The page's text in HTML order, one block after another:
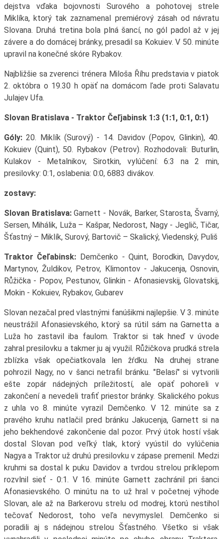
dejstva vďaka bojovnosti Surového a pohotovej strele
Miklíka, ktorý tak zaznamenal premiérový zásah od návratu
Slovana. Druhá tretina bola plná šancí, no gól padol až v jej
závere a do domácej bránky, presadil sa Kokuiev. V 50. minúte
upravil na konečné skóre Rybakov.
Najbližšie sa zverenci trénera Miloša Říhu predstavia v piatok
2. októbra o 19.30 h opäť na domácom ľade proti Salavatu
Julajev Ufa.
Slovan Bratislava - Traktor Čeľjabinsk 1:3 (1:1, 0:1, 0:1)
Góly:20. Miklík (Surový) - 14. Davidov (Popov, Glinkin), 40.
Kokuiev (Quint), 50. Rybakov (Petrov). Rozhodovali: Buturlin,
Kulakov - Metalnikov, Sirotkin, vylúčení: 6:3 na 2 min,
presilovky: 0:1, oslabenia: 0:0, 6883 divákov.
zostavy:
Slovan Bratislava:Garnett - Novák, Barker, Starosta, Švarný,
Sersen, Mihálik, Luža – Kašpar, Nedorost, Nagy - Jeglič, Tičar,
Šťastný – Miklík, Surový, Bartovič – Skalický, Viedenský, Puliš
Traktor Čeľabinsk: Demčenko - Quint, Borodkin, Davydov,
Martynov, Žuldikov, Petrov, Klimontov - Jakucenja, Osnovin,
Růžička - Popov, Pestunov, Glinkin - Afonasievskij, Glovatskij,
Mokin - Kokuiev, Rybakov, Gubarev
Slovan nezačal pred vlastnými fanúšikmi najlepšie. V 3. minúte
neustrážil Afonasievského, ktorý sa rútil sám na Garnetta a
Luža ho zastavil iba faulom. Traktor si tak hneď v úvode
zahral presilovku a takmer ju aj využil. Růžičkova prudká strela
zblízka však opečiatkovala len žŕdku. Na druhej strane
pohrozil Nagy, no v šanci netrafil bránku. "Belasí" si vytvorili
ešte zopár nádejných príležitostí, ale opäť pohoreli v
zakončení a nevedeli trafiť priestor bránky. Skalického pokus
z uhla vo 8. minúte vyrazil Demčenko. V 12. minúte sa z
pravého kruhu natlačil pred bránku Jakucenja, Garnett si na
jeho bekhendové zakončenie dal pozor. Prvý útok hostí však
dostal Slovan pod veľký tlak, ktorý vyústil do vylúčenia
Nagya a Traktor už druhú presilovku v zápase premenil. Medzi
kruhmi sa dostal k puku Davidov a tvrdou strelou príklepom
rozvlnil sieť - 0:1. V 16. minúte Garnett zachránil pri šanci
Afonasievského. O minútu na to už hral v početnej výhode
Slovan, ale až na Barkerovu strelu od modrej, ktorú nestihol
tečovať Nedorost, toho veľa nevymyslel. Demčenko si
poradili aj s nádejnou strelou Šťastného. Všetko si však